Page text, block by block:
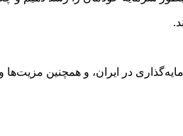
در ایران، و همچنین